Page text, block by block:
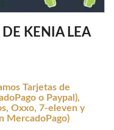
KENIA LEA
Tarjetas de
o Paypal),
Oxxo, 7-eleven y
MercadoPago)